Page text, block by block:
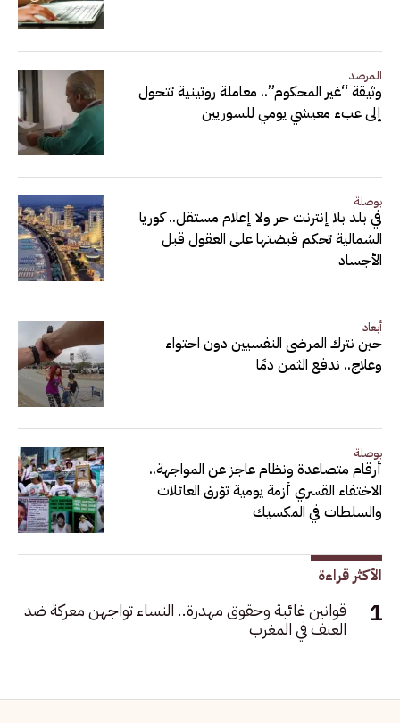
المرصد
وثيقة “غير المحكوم”.. معاملة روتينية تتحول
إلى عبء معيشي يومي للسوريين
بوصلة
في بلد بلا إنترنت حر ولا إعلام مستقل.. كوريا
الشمالية تحكم قبضتها على العقول قبل
الأجساد
أبعاد
حين نترك المرضى النفسيين دون احتواء
وعلاج.. ندفع الثمن دمًا
بوصلة
أرقام متصاعدة ونظام عاجز عن المواجهة..
الاختفاء القسري أزمة يومية تؤرق العائلات
والسلطات في المكسيك
الأكثر قراءة
قوانين غائبة وحقوق مهدرة.. النساء تواجهن معركة ضد
العنف في المغرب